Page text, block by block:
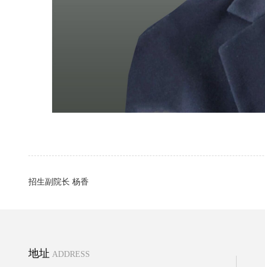
招生副院长 杨香
地址 ADDRESS